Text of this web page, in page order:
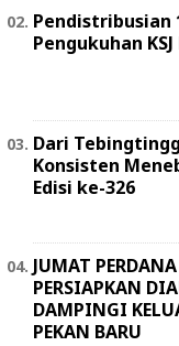
Pendistribusian
Pengukuhan
Dari
Konsisten
Edisi ke-326
JUMAT
PERSIAPKAN
DAMPINGI
PEKAN BARU